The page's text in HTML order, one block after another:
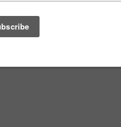
poštanske lutrije,
Swedish Postcode Lottery